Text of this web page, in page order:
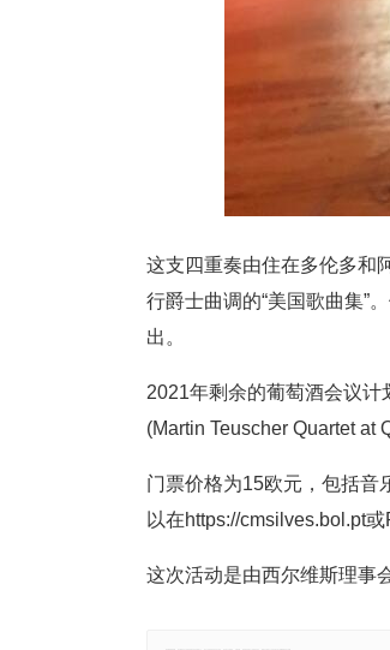
这支四重奏由住在多伦多和
行爵士曲调的“美国歌曲集”
出。
2021年剩余的葡萄酒会议计
(Martin Teuscher Quartet at
门票价格为15欧元，包括音
以在https://cmsilves.bol.pt
这次活动是由西尔维斯理事